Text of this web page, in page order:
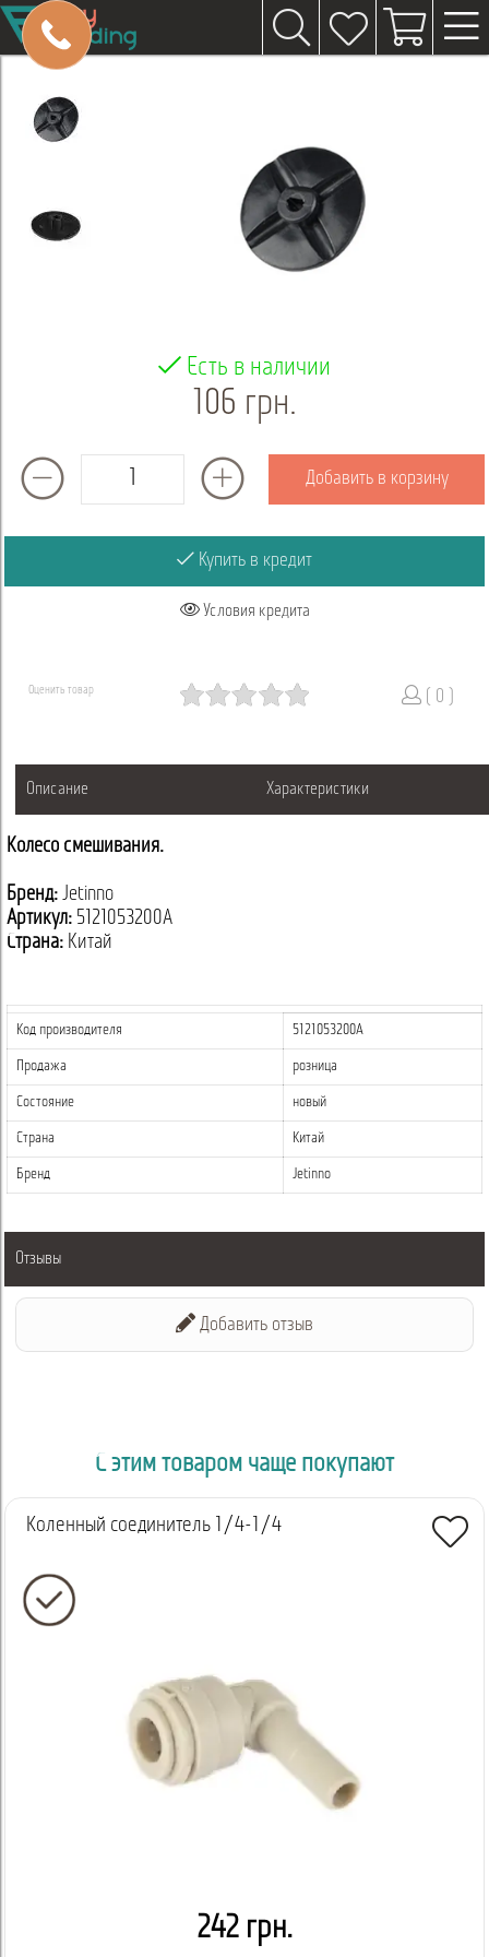
Есть в наличии
106 грн.
Добавить в корзину
Купить в кредит
Условия кредита
Оценить товар ( 0 )
Описание Характеристики
Колесо смешивания.
Бренд: Jetinno
Артикул: 5121053200A
Страна: Китай
Код производителя 5121053200A
Продажа розница
Состояние новый
Страна Китай
Бренд Jetinno
Отзывы
Добавить отзыв
С этим товаром чаще покупают
Коленный соединитель 1/4-1/4
242 грн.